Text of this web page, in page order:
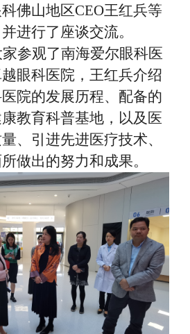
佛山地区CEO王红兵等
进行了座谈交流。
参观了南海爱尔眼科医
眼科医院，王红兵介绍
院的发展历程、配备的
教育科普基地，以及医
、引进先进医疗技术、
做出的努力和成果。